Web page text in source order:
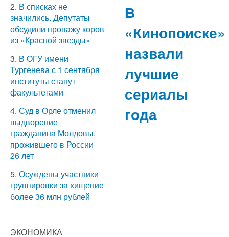
2. В списках не
значились. Депутаты
обсудили пропажу коров
из «Красной звезды»
3. В ОГУ имени
Тургенева с 1 сентября
институты станут
факультетами
4. Суд в Орле отменил
выдворение
гражданина Молдовы,
прожившего в России
26 лет
5. Осуждены участники
группировки за хищение
более 36 млн рублей
ЭКОНОМИКА
В
«Кинопоиске»
назвали
лучшие
сериалы
года